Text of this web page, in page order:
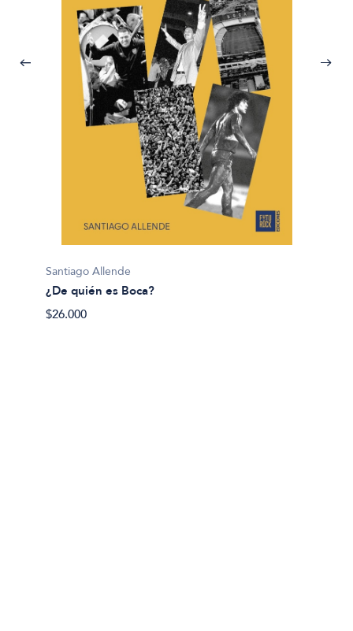
Santiago Allende
¿De quién es Boca?
$26.000